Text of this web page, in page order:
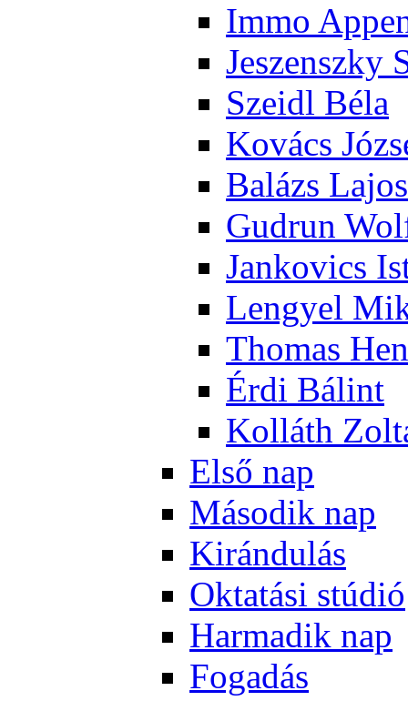
Im­mo
Je­szensz­ky
Szeidl Bé­la
Ko­vács
Ba­lázs La­jos
Gud­run
Jan­ko­vics
Len­gyel
Tho­mas
Ér­di Bá­lint
Kol­láth
El­ső nap
Má­so­dik nap
Ki­rán­du­lás
Ok­ta­tá­si stú­dió
Har­ma­dik nap
Fo­ga­dás